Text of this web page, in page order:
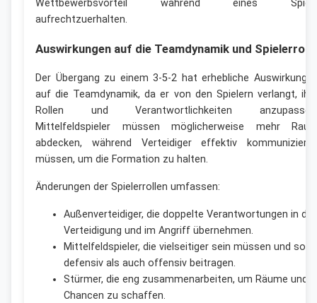
Wettbewerbsvorteil während eines
aufrechtzuerhalten.
Auswirkungen auf die Teamdynamik und
Der Übergang zu einem 3-5-2 hat erhebliche
auf die Teamdynamik, da er von den Spielern verlangt,
Rollen und Verantwortlichkeiten
Mittelfeldspieler müssen möglicherweise mehr
abdecken, während Verteidiger effektiv
müssen, um die Formation zu halten.
Änderungen der Spielerrollen umfassen:
Außenverteidiger, die doppelte Verantwortungen in der
Verteidigung und im Angriff übernehmen.
Mittelfeldspieler, die vielseitiger sein müssen und
defensiv als auch offensiv beitragen.
Stürmer, die eng zusammenarbeiten, um Räume und
Chancen zu schaffen.